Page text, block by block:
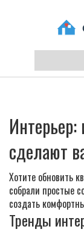
сделают
Хотите обновить
собрали простые
создать
Тренды